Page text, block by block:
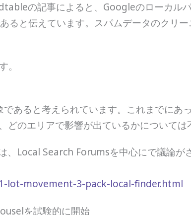
の記事によると、Googleのローカル
ると伝えています。スパムデータのクリ
あると考えられています。これまでにあ
のエリアで影響が出ているかについては
、Local Search Forumsを中心にで議論が
lot-movement-3-pack-local-finder.html
を試験的に開始